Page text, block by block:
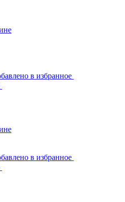
в избранное
в избранное